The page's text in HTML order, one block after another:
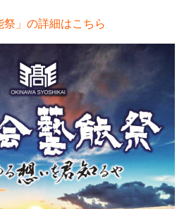
祭」の詳細はこちら